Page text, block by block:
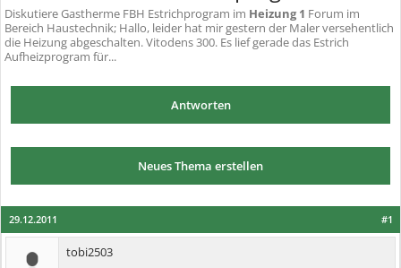
DiskutiereGastherme FBH Estrichprogram im Heizung 1 Forum im
Bereich Haustechnik; Hallo, leider hat mir gestern der Maler versehentlich
die Heizung abgeschalten. Vitodens 300. Es lief gerade das Estrich
Aufheizprogram für...
Antworten
Neues Thema erstellen
#1
29.12.2011
tobi2503